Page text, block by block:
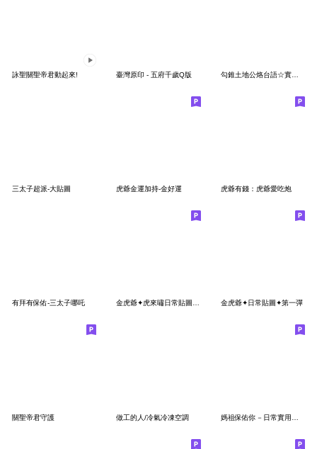
詠聖關聖帝君動起來! 臺灣原印 - 五府千歲Q版 勾錐土地公烙台語☆實用一整年☆
三太子超派-大貼圖 虎爺金運加持-金好運 虎爺有錢：虎爺愛吃炮
有拜有保佑-三太子哪吒 金虎爺✦虎來嘯日常貼圖第七彈❣ 金虎爺✦日常貼圖✦第一彈
關聖帝君守護 做工的人/冷氣冷凍空調